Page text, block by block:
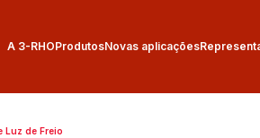
A 3-RHOProdutosNovas aplicações
Luz de Freio